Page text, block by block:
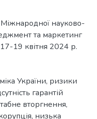
Міжнародної науково-
та маркетинг
19 квітня 2024 р.
України, ризики
гарантій
вторгнення,
, низька